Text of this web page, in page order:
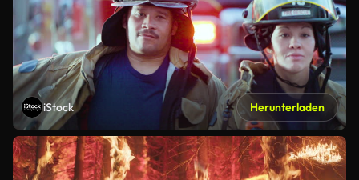
iStock Herunterladen